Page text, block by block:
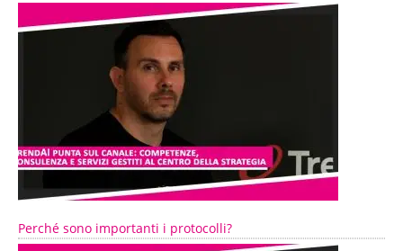
Perché sono importanti i protocolli?